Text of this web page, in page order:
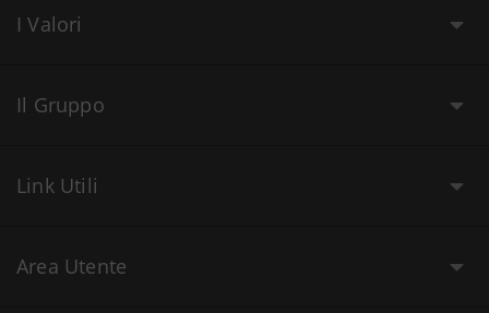
I Valori
Il Gruppo
Link Utili
Area Utente